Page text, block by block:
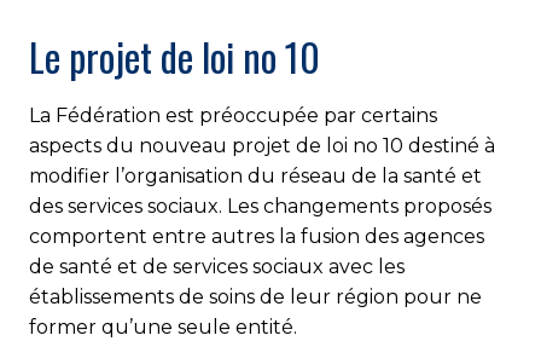
Le projet de loi no 10
La Fédération est préoccupée par certains
aspects du nouveau projet de loi no 10 destiné à
modifier l’organisation du réseau de la santé et
des services sociaux. Les changements proposés
comportent entre autres la fusion des agences
de santé et de services sociaux avec les
établissements de soins de leur région pour ne
former qu’une seule entité.